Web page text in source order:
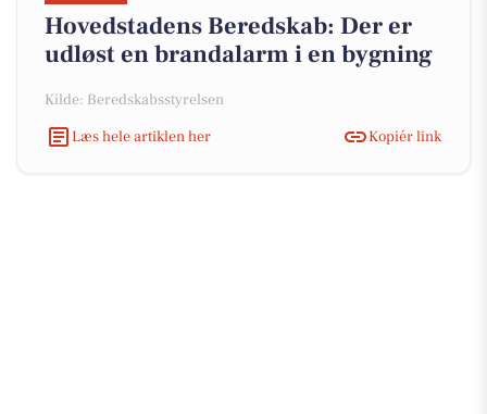
Hovedstadens Beredskab: Der er
udløst en brandalarm i en bygning
Kilde: Beredskabsstyrelsen
Læs hele artiklen her
Kopiér link